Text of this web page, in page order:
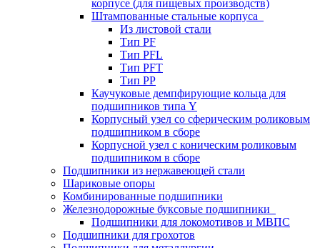
корпусе (для пищевых производств)
Штампованные стальные корпуса
Из листовой стали
Тип PF
Тип PFL
Тип PFT
Тип PP
Каучуковые демпфирующие кольца для
подшипников типа Y
Корпусный узел со сферическим роликовым
подшипником в сборе
Корпусной узел с коническим роликовым
подшипником в сборе
Подшипники из нержавеющей стали
Шариковые опоры
Комбинированные подшипники
Железнодорожные буксовые подшипники
Подшипники для локомотивов и МВПС
Подшипники для грохотов